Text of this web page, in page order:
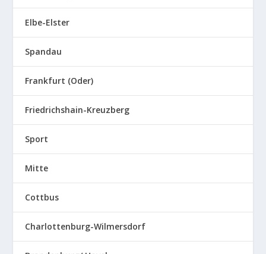
Elbe-Elster
Spandau
Frankfurt (Oder)
Friedrichshain-Kreuzberg
Sport
Mitte
Cottbus
Charlottenburg-Wilmersdorf